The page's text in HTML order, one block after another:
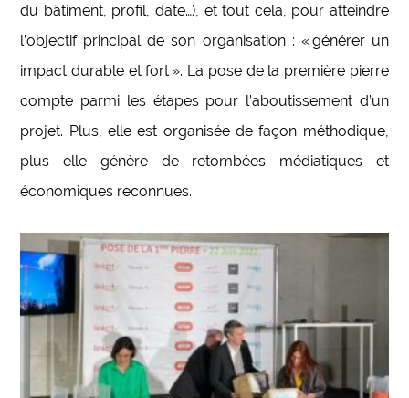
du bâtiment, profil, date…), et tout cela, pour atteindre
l’objectif principal de son organisation : « générer un
impact durable et fort ». La pose de la première pierre
compte parmi les étapes pour l’aboutissement d’un
projet. Plus, elle est organisée de façon méthodique,
plus elle génère de retombées médiatiques et
économiques reconnues.